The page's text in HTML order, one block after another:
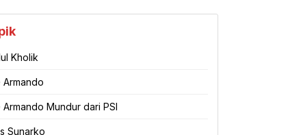
Kholik
Armando
Armando Mundur dari PSI
Sunarko